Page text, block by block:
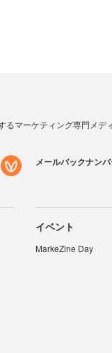
マーケティング専門メディ
メールバックナン
イベント
MarkeZine Day